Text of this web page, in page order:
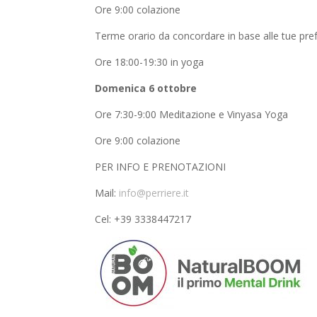
Ore 9:00 colazione
Terme orario da concordare in base alle tue
Ore 18:00-19:30 in yoga
Domenica 6 ottobre
Ore 7:30-9:00 Meditazione e Vinyasa Yoga
Ore 9:00 colazione
PER INFO E PRENOTAZIONI
Mail: info@perriere.it
Cel: +39 3338447217